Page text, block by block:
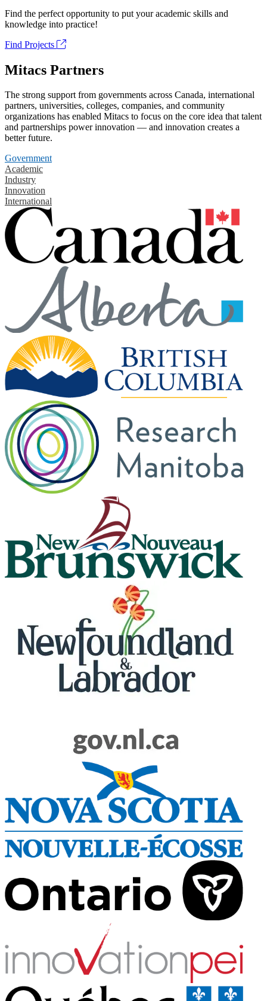
Find the perfect opportunity to put your academic skills and
knowledge into practice!
Find Projects
Mitacs Partners
The strong support from governments across Canada, international
partners, universities, colleges, companies, and community
organizations has enabled Mitacs to focus on the core idea that talent
and partnerships power innovation — and innovation creates a
better future.
Government
Academic
Industry
Innovation
International